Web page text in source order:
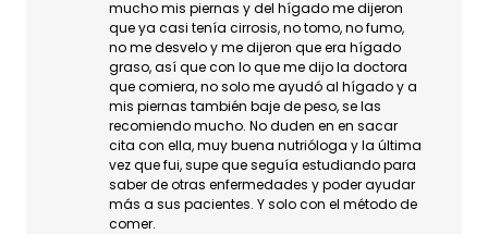
mucho mis piernas y del hígado me dijeron
que ya casi tenía cirrosis, no tomo, no fumo,
no me desvelo y me dijeron que era hígado
graso, así que con lo que me dijo la doctora
que comiera, no solo me ayudó al hígado y a
mis piernas también baje de peso, se las
recomiendo mucho. No duden en en sacar
cita con ella, muy buena nutrióloga y la última
vez que fui, supe que seguía estudiando para
saber de otras enfermedades y poder ayudar
más a sus pacientes. Y solo con el método de
comer.